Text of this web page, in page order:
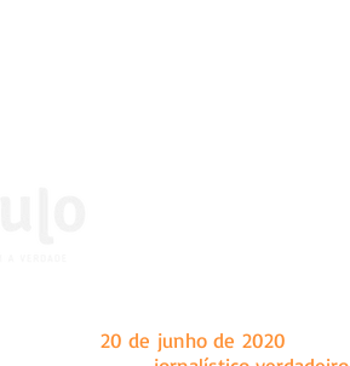
no dia20 de junho de 2020